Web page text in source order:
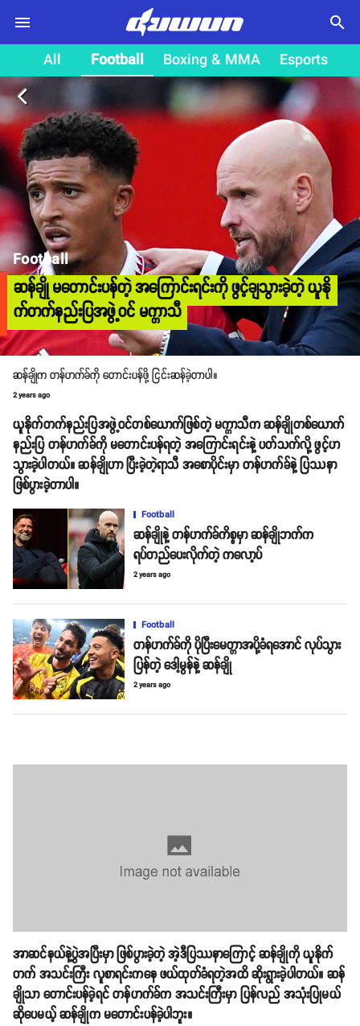
search
All Football Boxing & MMA Esports
arrow_back_ios
Football
ဆန်ချို မတောင်းပန်တဲ့ အကြောင်းရင်းကို ဖွင့်ချသွားခဲ့တဲ့ ယူနို
က်တက်နည်းပြအဖွဲ့ဝင် မက္ကာသီ
ဆန်ချိုက တန်ဟက်ခ်ကို တောင်းပန်ဖို့ ငြင်းဆန်ခဲ့တာပါ။
2 years ago
ယူနိုက်တက်နည်းပြအဖွဲ့ဝင်တစ်ယောက်ဖြစ်တဲ့ မက္ကာသီက ဆန်ချိုတစ်ယောက်
နည်းပြ တန်ဟက်ခ်ကို မတောင်းပန်ရတဲ့ အကြောင်းရင်းနဲ့ ပတ်သက်လို့ ဖွင့်ဟ
သွားခဲ့ပါတယ်။ ဆန်ချိုဟာ ပြီးခဲ့တဲ့ရာသီ အစောပိုင်းမှာ တန်ဟက်ခ်နဲ့ ပြဿနာ
ဖြစ်ပွားခဲ့တာပါ။
Football
ဆန်ချိုနဲ့ တန်ဟက်ခ်ကိစ္စမှာ ဆန်ချိုဘက်က
ရပ်တည်ပေးလိုက်တဲ့ ကလော့ပ်
2 years ago
Football
တန်ဟက်ခ်ကို ပိုပြီးမေတ္တာအပို့ခံရအောင် လုပ်သွား
ပြန်တဲ့ ဒေါ့မွန်နဲ့ ဆန်ချို
2 years ago
အာဆင်နယ်နဲ့ပွဲအပြီးမှာ ဖြစ်ပွားခဲ့တဲ့ အဲ့ဒီပြဿနာကြောင့် ဆန်ချိုကို ယူနိုက်
တက် အသင်းကြီး လူစာရင်းကနေ ဖယ်ထုတ်ခံရတဲ့အထိ ဆိုးရွားခဲ့ပါတယ်။ ဆန်
ချိုသာ တောင်းပန်ခဲ့ရင် တန်ဟက်ခ်က အသင်းကြီးမှာ ပြန်လည် အသုံးပြုမယ်
ဆိုပေမယ့် ဆန်ချိုက မတောင်းပန်ခဲ့ပါဘူး။